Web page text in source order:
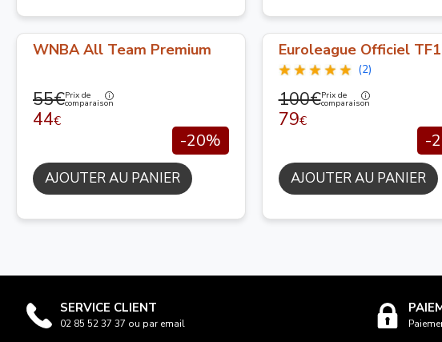
WNBA All Team Premium
55€Prix de
comparaison
44€
-20%
AJOUTER AU PANIER
Euroleague Officiel
(2)
100€Prix de
comparaison
79€
-
AJOUTER AU PANIER
SERVICE CLIENT
02 85 52 37 37 ou par email